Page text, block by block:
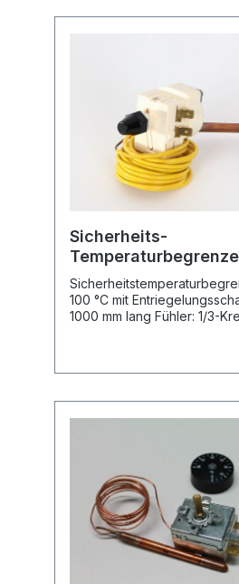
Sicherheits-
STB 400
100 °C mit
1000 mm lang Fühler: 1/3-